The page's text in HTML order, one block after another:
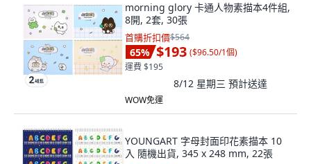
morning glory 卡通人物素描本4件組,
8開, 2套, 30張
首購折扣價$564
65% $193 ($96.50/1個)
運費 $195
8/12 星期三 預計送達
WOW免運
YOUNGART 字母封面印花素描本 10
入 隨機出貨, 345 x 248 mm, 22張